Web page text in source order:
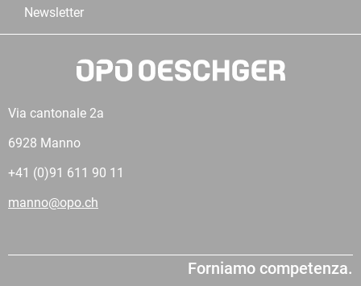
Newsletter
Via cantonale 2a
6928 Manno
+41 (0)91 611 90 11
manno@opo.ch
Forniamo competenza.